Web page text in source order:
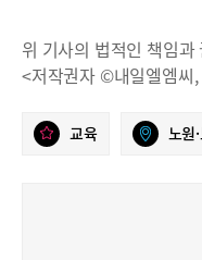
위 기사의 법적인 책임
<저작권자 ©내일엘엠씨
교육 노원